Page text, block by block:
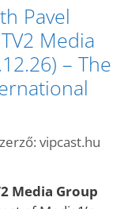
Pavel
Media
– The
vipcast.hu
Media Group